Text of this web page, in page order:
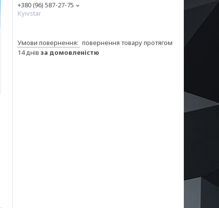
+380 (96) 587-27-75
Kyivstar
повернення товару протягом
14 днів за домовленістю